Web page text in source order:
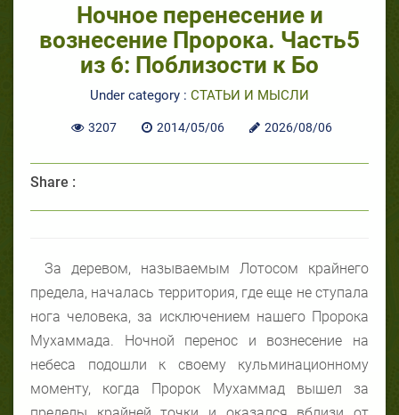
Ночное перенесение и
вознесение Пророка. Часть5
из 6: Поблизости к Бо
Under category : СТАТЬИ И МЫСЛИ
3207 2014/05/06 2026/08/06
Share :
За деревом, называемым Лотосом крайнего
предела, началась территория, где еще не ступала
нога человека, за исключением нашего Пророка
Мухаммада. Ночной перенос и вознесение на
небеса подошли к своему кульминационному
моменту, когда Пророк Мухаммад вышел за